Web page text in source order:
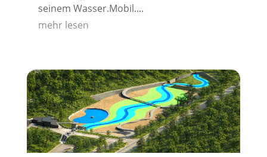
seinem Wasser.Mobil....
mehr lesen